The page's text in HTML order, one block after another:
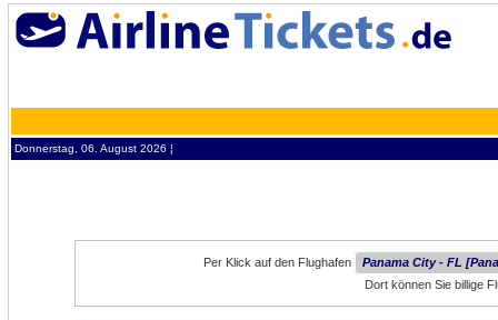
Donnerstag, 06. August 2026 ¦
Per Klick auf den Flughafen
Panama City - FL
Dort können Sie billige